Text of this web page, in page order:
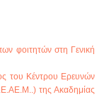
φοιτητών στη Γενική
του Κέντρου Ερευνών
της Ακαδημίας